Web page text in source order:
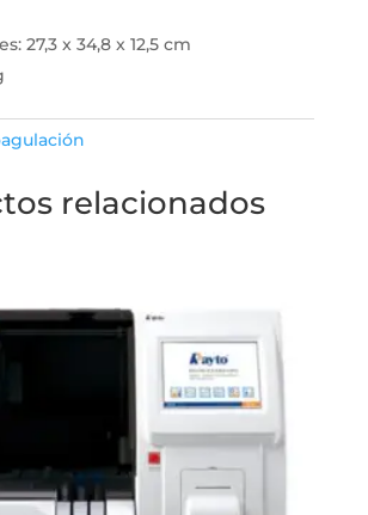
27,3 x 34,8 x 12,5 cm
relacionados